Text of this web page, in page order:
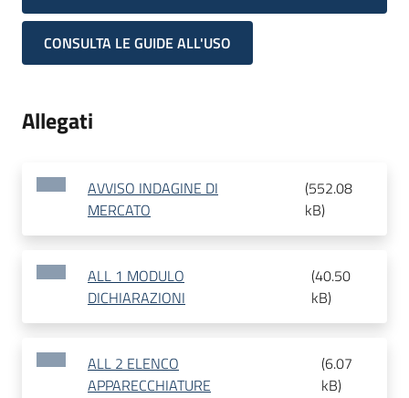
CONSULTA LE GUIDE ALL'USO
Allegati
AVVISO INDAGINE DI
MERCATO
(552.08
kB)
ALL 1 MODULO
DICHIARAZIONI
(40.50
kB)
ALL 2 ELENCO
APPARECCHIATURE
(6.07
kB)